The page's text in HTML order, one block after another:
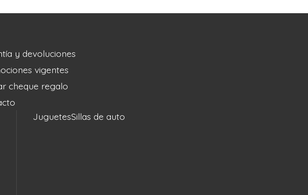
y devoluciones
vigentes
cheque regalo
JuguetesSillas de auto